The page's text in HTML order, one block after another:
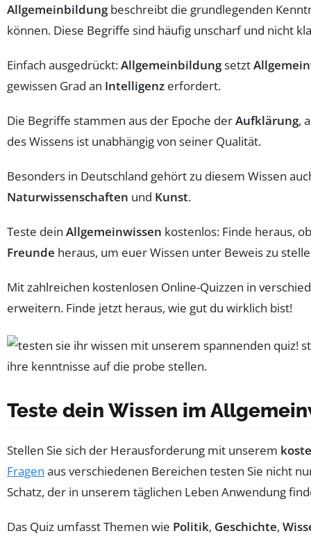
Allgemeinbildungbeschreibt die grundlegenden
können. Diese Begriffe sind häufig unscharf und nicht
Einfach ausgedrückt:Allgemeinbildungsetzt
gewissen Grad an Intelligenz erfordert.
Die Begriffe stammen aus der Epoche derAufklärung,
des Wissens ist unabhängig von seiner Qualität.
Besonders in Deutschland gehört zu diesem Wissen
Naturwissenschaften und Kunst.
Teste dein Allgemeinwissen kostenlos: Finde heraus,
Freunde heraus, um euer Wissen unter Beweis zu
Mit zahlreichen kostenlosen Online-Quizzen in
erweitern. Finde jetzt heraus, wie gut du wirklich bist!
Teste dein Wissen im
Stellen Sie sich der Herausforderung mit unserem
Fragen aus verschiedenen Bereichen testen Sie nicht
Schatz, der in unserem täglichen Leben Anwendung
Das Quiz umfasst Themen wie Politik, Geschichte,